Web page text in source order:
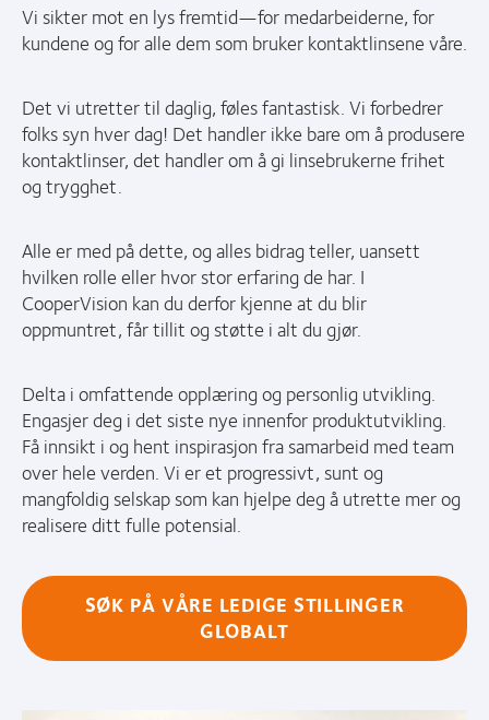
Vi sikter mot en lys fremtid—for medarbeiderne, for
kundene og for alle dem som bruker kontaktlinsene våre.
Det vi utretter til daglig, føles fantastisk. Vi forbedrer
folks syn hver dag! Det handler ikke bare om å produsere
kontaktlinser, det handler om å gi linsebrukerne frihet
og trygghet.
Alle er med på dette, og alles bidrag teller, uansett
hvilken rolle eller hvor stor erfaring de har. I
CooperVision kan du derfor kjenne at du blir
oppmuntret, får tillit og støtte i alt du gjør.
Delta i omfattende opplæring og personlig utvikling.
Engasjer deg i det siste nye innenfor produktutvikling.
Få innsikt i og hent inspirasjon fra samarbeid med team
over hele verden. Vi er et progressivt, sunt og
mangfoldig selskap som kan hjelpe deg å utrette mer og
realisere ditt fulle potensial.
SØK PÅ VÅRE LEDIGE STILLINGER
GLOBALT